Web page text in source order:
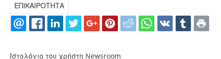
ΕΠΙΚΑΙΡΟΤΗΤΑ
Ιστολόγιο του χρήστη Newsroom